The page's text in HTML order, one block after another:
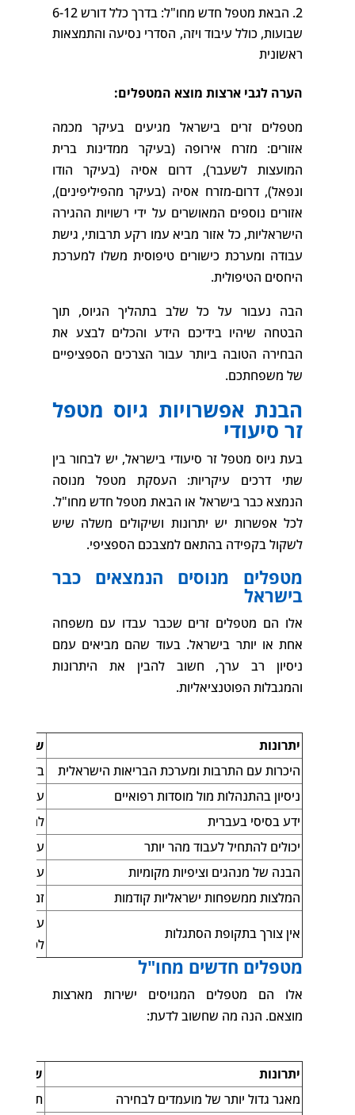
הבאת מטפל חדש מחו"ל: בדרך כלל דורש 6-12
שבועות, כולל עיבוד ויזה, הסדרי נסיעה והתמצאות
ראשונית
הערה לגבי ארצות מוצא המטפלים:
מטפלים זרים בישראל מגיעים בעיקר מכמה
אזורים: מזרח אירופה (בעיקר ממדינות ברית
המועצות לשעבר), דרום אסיה (בעיקר הודו
ונפאל), דרום-מזרח אסיה (בעיקר מהפיליפינים),
אזורים נוספים המאושרים על ידי רשויות ההגירה
הישראליות, כל אזור מביא עמו רקע תרבותי, גישת
עבודה ומערכת כישורים טיפוסית משלו למערכת
היחסים הטיפולית.
הבה נעבור על כל שלב בתהליך הגיוס, תוך
הבטחה שיהיו בידיכם הידע והכלים לבצע את
הבחירה הטובה ביותר עבור הצרכים הספציפיים
של משפחתכם.
הבנת אפשרויות גיוס מטפל
זר סיעודי
בעת גיוס מטפל זר סיעודי בישראל, יש לבחור בין
שתי דרכים עיקריות: העסקת מטפל מנוסה
הנמצא כבר בישראל או הבאת מטפל חדש מחו"ל.
לכל אפשרות יש יתרונות ושיקולים משלה שיש
לשקול בקפידה בהתאם למצבכם הספציפי.
מטפלים מנוסים הנמצאים כבר
בישראל
אלו הם מטפלים זרים שכבר עבדו עם משפחה
אחת או יותר בישראל. בעוד שהם מביאים עמם
ניסיון רב ערך, חשוב להבין את היתרונות
והמגבלות הפוטנציאליות.
יתרונות
היכרות עם התרבות ומערכת הבריאות הישראלית
בדרך
ניסיון בהתנהלות מול מוסדות רפואיים
עשויים
ידע בסיסי בעברית
לרוב
יכולים להתחיל לעבוד מהר יותר
עשויים
הבנה של מנהגים וציפיות מקומיות
עשויים
המלצות ממשפחות ישראליות קודמות
זמינות
אין צורך בתקופת הסתגלות
עשויים
לטפל בו
מטפלים חדשים מחו"ל
אלו הם מטפלים המגויסים ישירות מארצות
מוצאם. הנה מה שחשוב לדעת:
יתרונות
מאגר גדול יותר של מועמדים לבחירה
תהליך ארוך יותר